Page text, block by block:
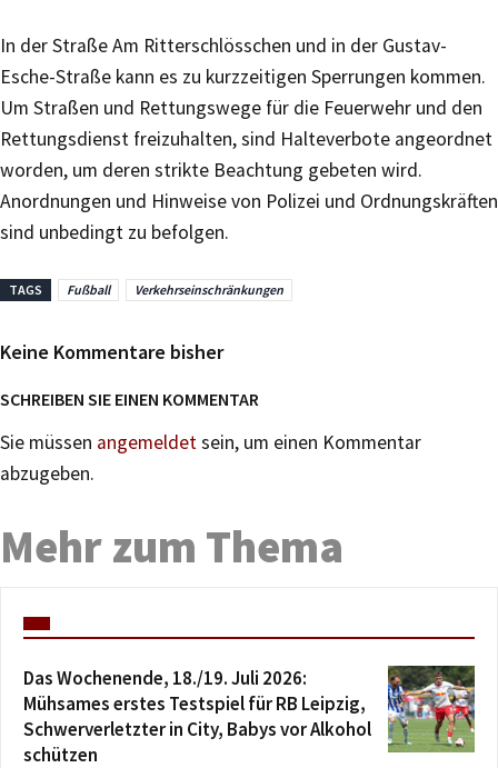
In der Straße Am Ritterschlösschen und in der Gustav-
Esche-Straße kann es zu kurzzeitigen Sperrungen kommen.
Um Straßen und Rettungswege für die Feuerwehr und den
Rettungsdienst freizuhalten, sind Halteverbote angeordnet
worden, um deren strikte Beachtung gebeten wird.
Anordnungen und Hinweise von Polizei und Ordnungskräften
sind unbedingt zu befolgen.
TAGS Fußball Verkehrseinschränkungen
Keine Kommentare bisher
SCHREIBEN SIE EINEN KOMMENTAR
Sie müssen angemeldetsein, um einen Kommentar
abzugeben.
Mehr zum Thema
Das Wochenende, 18./19. Juli 2026:
Mühsames erstes Testspiel für RB Leipzig,
Schwerverletzter in City, Babys vor Alkohol
schützen